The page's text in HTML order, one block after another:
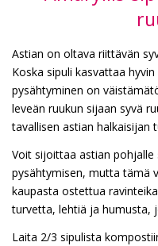
Astian on oltava riittävän
Koska sipuli kasvattaa
pysähtyminen on
leveän ruukun sijaan syvä
tavallisen astian halkaisijan
Voit sijoittaa astian
pysähtymisen, mutta tämä
kaupasta ostettua
turvetta, lehtiä ja humusta,
Laita 2/3 sipulista